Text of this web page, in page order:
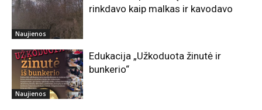
Naujienos
rinkdavo kaip malkas ir kavodavo
Naujienos
Edukacija „Užkoduota žinutė ir
bunkerio“